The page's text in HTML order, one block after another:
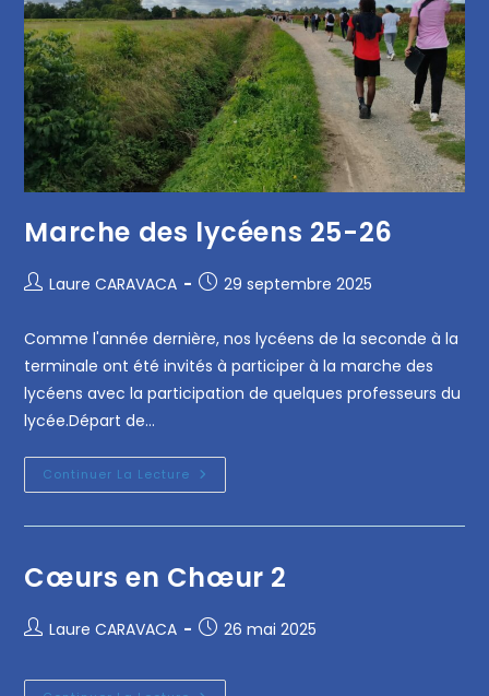
Marche des lycéens 25-26
Laure CARAVACA 29 septembre 2025
Comme l'année dernière, nos lycéens de la seconde à la
terminale ont été invités à participer à la marche des
lycéens avec la participation de quelques professeurs du
lycée.Départ de…
Continuer La Lecture
Cœurs en Chœur 2
Laure CARAVACA 26 mai 2025